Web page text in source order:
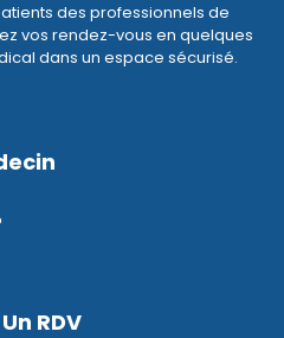
des professionnels de
vos rendez-vous en quelques
dans un espace sécurisé.
RDV